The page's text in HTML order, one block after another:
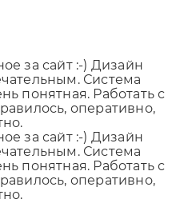
за сайт :-) Дизайн
Система
понятная. Работать с
оперативно,
за сайт :-) Дизайн
Система
понятная. Работать с
оперативно,